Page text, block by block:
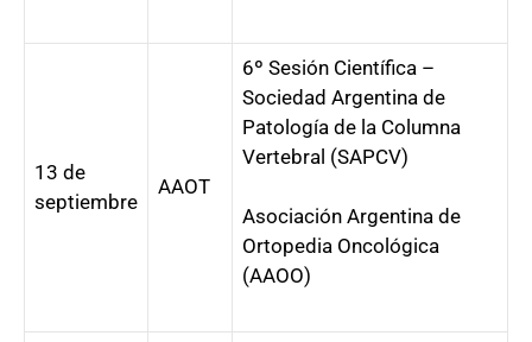
13 de
septiembre
AAOT
6º Sesión Científica –
Sociedad Argentina de
Patología de la Columna
Vertebral (SAPCV)
Asociación Argentina de
Ortopedia Oncológica
(AAOO)